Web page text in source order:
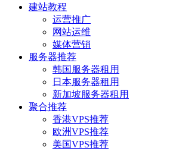
建站教程
运营推广
网站运维
媒体营销
服务器推荐
韩国服务器租用
日本服务器租用
新加坡服务器租用
聚合推荐
香港VPS推荐
欧洲VPS推荐
美国VPS推荐